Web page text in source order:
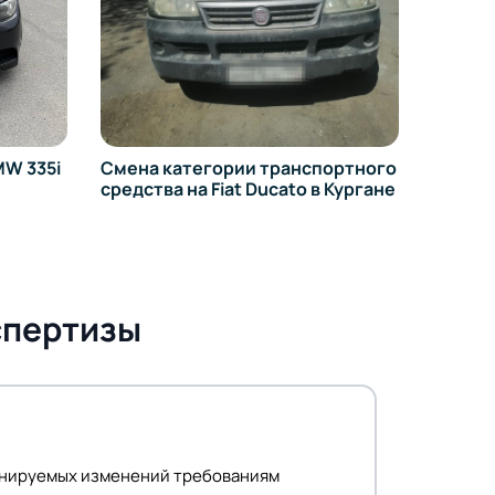
на УРАЛ 55571 в Кургане
изменений требованиям